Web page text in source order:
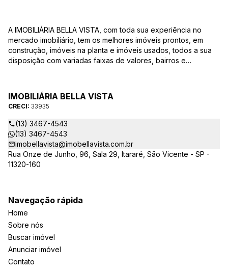
A IMOBILIÁRIA BELLA VISTA, com toda sua experiência no
mercado imobiliário, tem os melhores imóveis prontos, em
construção, imóveis na planta e imóveis usados, todos a sua
disposição com variadas faixas de valores, bairros e
ao CRECI-EE – estarão sempre prontos para responder-lhe
todas as suas dúvidas sobre casas, apartamentos, terrenos,
salas comerciais e outros produtos imobiliários.
IMOBILIÁRIA BELLA VISTA
CRECI: 33935
(13) 3467-4543
(13) 3467-4543
imobellavista@imobellavista.com.br
Rua Onze de Junho, 96, Sala 29, Itararé, São Vicente - SP -
11320-160
Navegação rápida
Home
Sobre nós
Buscar imóvel
Anunciar imóvel
Contato